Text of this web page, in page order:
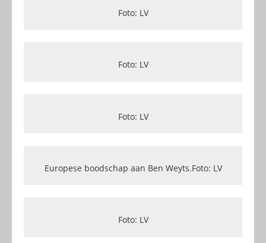
Foto: LV
Foto: LV
Foto: LV
Europese boodschap aan Ben Weyts.Foto: LV
Foto: LV